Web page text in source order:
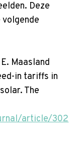
Deze
Maasland
in tariffs in
The
article/302